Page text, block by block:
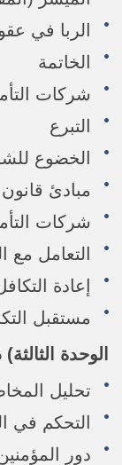
الربا في
الخاتمة
شركات
التبرع
الخضوع
مبادئ
شركات
التعامل مع
إعادة
مستقبل
الوحدة الثالثة)
تحليل
التحكم في
دور